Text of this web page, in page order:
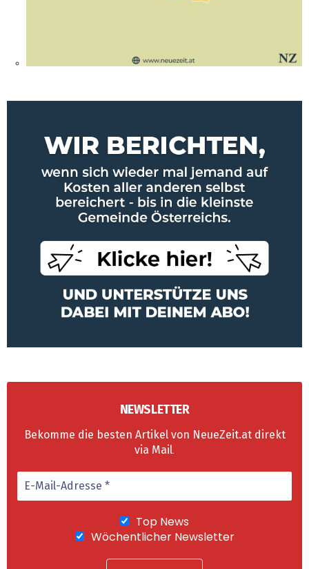
NEWSLETTER
Bekomme die besten Artikel von NeueZeit.at direkt
via Mail.
Top News
Wöchentlicher Newsletter